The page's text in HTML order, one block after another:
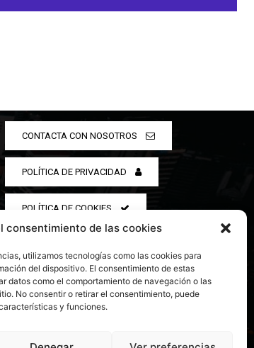
consentimiento de las cookies
utilizamos tecnologías como las cookies para
del dispositivo. El consentimiento de estas
datos como el comportamiento de navegación o las
No consentir o retirar el consentimiento, puede
y funciones.
CONTACTA CON NOSOTROS
POLÍTICA DE PRIVACIDAD
POLÍTICA DE COOKIES